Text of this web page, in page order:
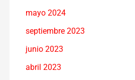
mayo 2024
septiembre 2023
junio 2023
abril 2023